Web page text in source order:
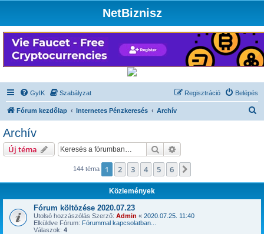
NetBiznisz
GyIK Szabályzat Belépés
Regisztráció
Fórum kezdőlap Internetes Pénzkeresés Archív
Archív
Új téma Keresés
144 téma 1 2 3 4 5 6
Közlemények
Fórum költözése 2020.07.23
Utolsó hozzászólás Szerző: Admin « 2020.07.25. 11:40
Elküldve Fórum: Fórummal kapcsolatban...
Válaszok: 4